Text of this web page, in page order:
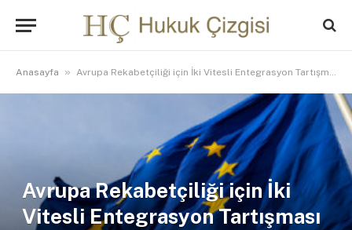
Anasayfa » Avrupa Rekabetçiliği için İki Vitesli Entegrasyon Tartışması
Avrupa Rekabetçiliği için İki
Vitesli Entegrasyon Tartışması